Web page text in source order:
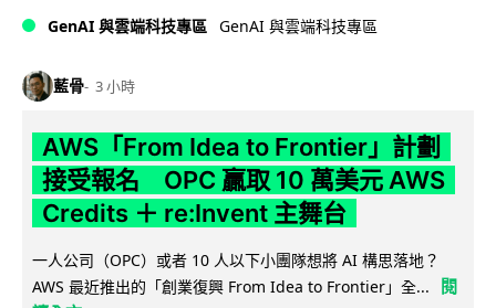
GenAI 與雲端科技專區 GenAI 與雲端科技專區
藍骨 3 小時
AWS「From Idea to Frontier」計劃
接受報名 OPC 贏取 10 萬美元 AWS
Credits ＋ re:Invent 主舞台
一人公司（OPC）或者 10 人以下小團隊想將 AI 構思落地？
AWS 最近推出的「創業復興 From Idea to Frontier」全...
閱